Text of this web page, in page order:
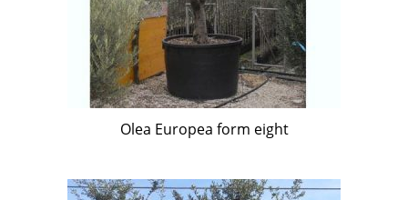
Olea Europea form eight